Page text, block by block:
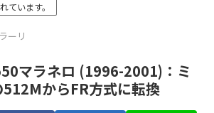
ています。
ーリ
マラネロ (1996-2001)：ミ
512MからFR方式に転換